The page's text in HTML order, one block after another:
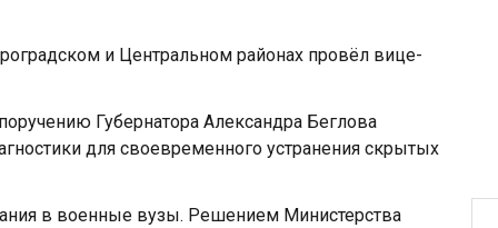
и Центральном районах провёл вице-
Губернатора Александра Беглова
для своевременного устранения скрытых
в военные вузы. Решением Министерства